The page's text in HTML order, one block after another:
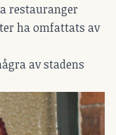
restauranger
ha omfattats av
av stadens